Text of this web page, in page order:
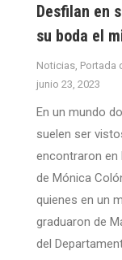
Desfilan en
su boda el
Noticias Portada
junio 23, 2023
En un mundo
suelen ser
encontraron
de Mónica
quienes en un
graduaron de
del